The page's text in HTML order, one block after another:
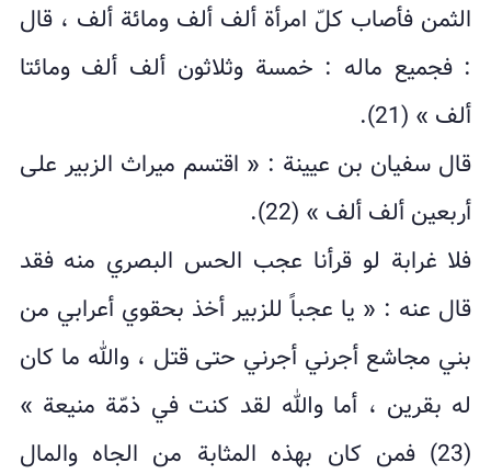
الثمن فأصاب كلّ امرأة ألف ألف ومائة ألف ، قال
: فجميع ماله : خمسة وثلاثون ألف ألف ومائتا
ألف » (21).
قال سفيان بن عيينة : « اقتسم ميراث الزبير على
أربعين ألف ألف » (22).
فلا غرابة لو قرأنا عجب الحس البصري منه فقد
قال عنه : « يا عجباً للزبير أخذ بحقوي أعرابي من
بني مجاشع أجرني أجرني حتى قتل ، والله ما كان
له بقرين ، أما والله لقد كنت في ذمّة منيعة »
(23) فمن كان بهذه المثابة من الجاه والمال